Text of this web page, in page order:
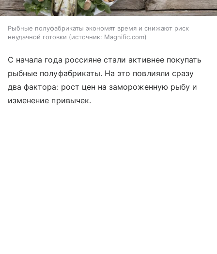
Рыбные полуфабрикаты экономят время и снижают риск
неудачной готовки
источник: Magnific.com
С начала года россияне стали активнее покупать
рыбные полуфабрикаты. На это повлияли сразу
два фактора: рост цен на замороженную рыбу и
изменение привычек.